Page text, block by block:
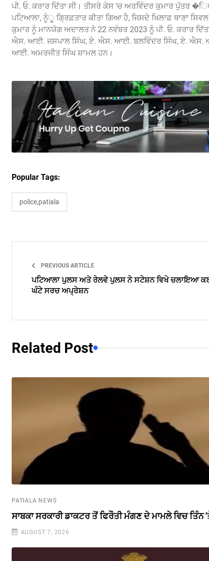
ਪੀ. ਓ. ਕਰਾਰ ਦਿੱਤਾ ਸੀ। ਤੀਸਰੇ ਕੇਸ ’ਚ ਅਰਵਿੰਦਰ ਕੁਮਾਰ ਪੁੱਤਰ
ਪਟਿਆਲਾ, ਨੂੰੂ ਗਿ੍ਰਫ਼ਤਾਰ ਕੀਤਾ ਗਿਆ ਹੈ, ਜਿਸਦੇ ਖਿਲਾਫ਼ ਥਾਣਾ
ਕੁਮਾਰ ਨੂੰ ਮਾਨਯੋਗ ਅਦਾਲਤ ਨੇ 22 ਨਵੰਬਰ 2023 ਨੂੰ ਪੀ. ਓ. ਕਰਾਰ
ਐਸ. ਆਈ. ਜਸਪਾਲ ਸਿੰਘ, ਏ. ਐਸ. ਆਈ. ਬਲਵਿੰਦਰ ਸਿੰਘ, ਏ.
ਆਈ. ਅਮਰਜੀਤ ਸਿੰਘ ਸ਼ਾਮਲ ਹਨ।
Popular Tags:
police,patiala
PREVIOUS ARTICLE
ਪਟਿਆਲਾ ਪੁਲਸ ਅਤੇ ਰੇਲਵੇ ਪੁਲਸ ਨੇ ਸਟੇਸ਼ਨ ਵਿਖੇ ਚਲਾਇਆ
ਘੰਟੇ ਸਰਚ ਅਪ੍ਰੇਸ਼ਨ
Related Post
PATIALA NEWS
ਸਾਬਕਾ ਸਰਕਾਰੀ ਡਾਕਟਰ ਤੋਂ ਫਿਰੌਤੀ ਮੰਗਣ ਦੇ ਮਾਮਲੇ ਵਿਚ
AUGUST 7, 2026